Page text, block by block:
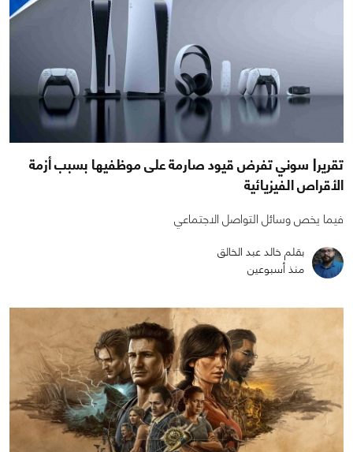
تقرير| سوني تفرض قيود صارمة على موظفيها بسبب أزمة
الأقراص الفيزيائية
فيما يخص وسائل التواصل الاجتماعي
بقلم خالد عبد الخالق
منذ أسبوعين